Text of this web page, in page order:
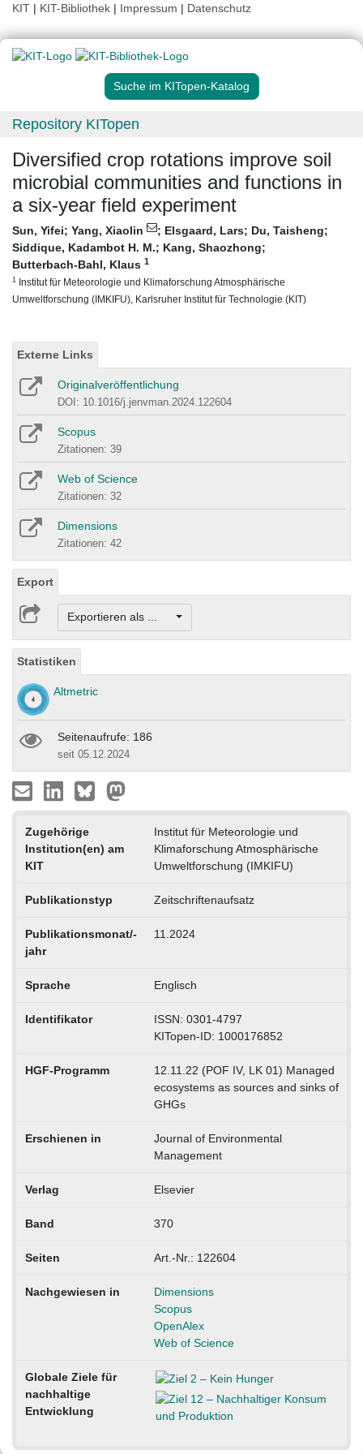
KIT | KIT-Bibliothek | Impressum | Datenschutz
Suche im KITopen-Katalog
Repository KITopen
Diversified crop rotations improve soil
microbial communities and functions in
a six-year field experiment
Sun, Yifei; Yang, Xiaolin ; Elsgaard, Lars; Du, Taisheng;
Siddique, Kadambot H. M.; Kang, Shaozhong;
Butterbach-Bahl, Klaus 1
1 Institut für Meteorologie und Klimaforschung Atmosphärische
Umweltforschung (IMKIFU), Karlsruher Institut für Technologie (KIT)
Externe Links
Originalveröffentlichung
DOI: 10.1016/j.jenvman.2024.122604
Scopus
Zitationen: 39
Web of Science
Zitationen: 32
Dimensions
Zitationen: 42
Export
Exportieren als ...
Statistiken
Altmetric
Seitenaufrufe: 186
seit 05.12.2024
Zugehörige
Institution(en) am
KIT
Institut für Meteorologie und
Klimaforschung Atmosphärische
Umweltforschung (IMKIFU)
Publikationstyp Zeitschriftenaufsatz
Publikationsmonat/-
jahr
11.2024
Sprache Englisch
Identifikator
ISSN: 0301-4797
KITopen-ID: 1000176852
HGF-Programm
12.11.22 (POF IV, LK 01) Managed
ecosystems as sources and sinks of
GHGs
Erschienen in
Journal of Environmental
Management
Verlag Elsevier
Band 370
Seiten Art.-Nr.: 122604
Nachgewiesen in
Dimensions
Scopus
OpenAlex
Web of Science
Globale Ziele für
nachhaltige
Entwicklung